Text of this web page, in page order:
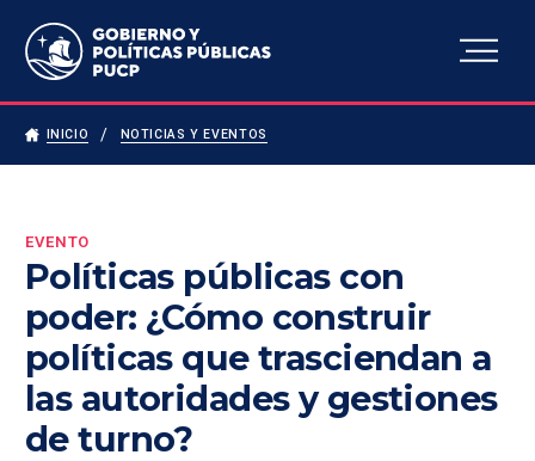
Escuela de Gobierno y
Políticas Públicas
INICIO NOTICIAS Y EVENTOS
EVENTO
Políticas públicas con
poder: ¿Cómo construir
políticas que trasciendan a
las autoridades y gestiones
de turno?